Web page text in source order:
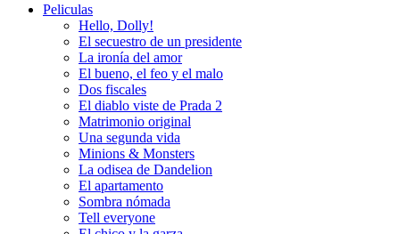
Peliculas
Hello, Dolly!
El secuestro de un presidente
La ironía del amor
El bueno, el feo y el malo
Dos fiscales
El diablo viste de Prada 2
Matrimonio original
Una segunda vida
Minions & Monsters
La odisea de Dandelion
El apartamento
Sombra nómada
Tell everyone